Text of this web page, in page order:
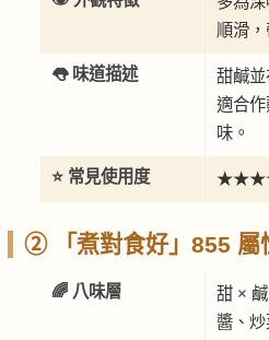
順滑，
👅 味道描述
甜鹹並
適合
味。
⭐ 常見使用度
② 「煮對食好」855 屬
🌈 八味層
甜 ×
醬、炒